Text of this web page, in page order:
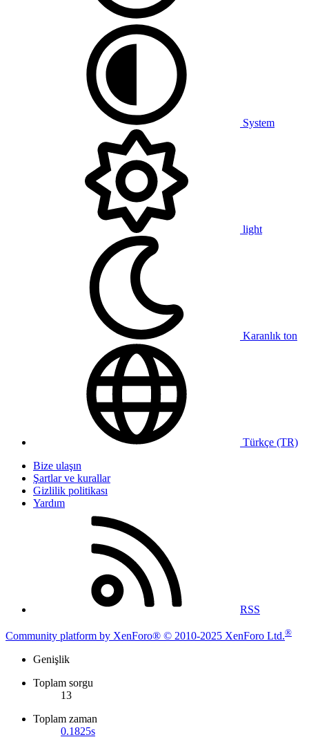
System
light
Karanlık ton
Türkçe (TR)
Bize ulaşın
Şartlar ve kurallar
Gizlilik politikası
Yardım
RSS
Community platform by XenForo® © 2010-2025 XenForo Ltd.®
Genişlik
Toplam sorgu
13
Toplam zaman
0.1825s